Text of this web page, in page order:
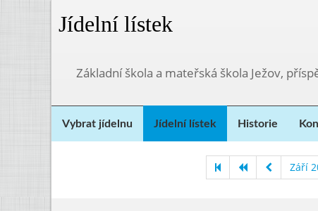
Jídelní lístek
Základní škola a mateřská škola Ježov,
Vybrat jídelnu Jídelní lístek Historie
Září